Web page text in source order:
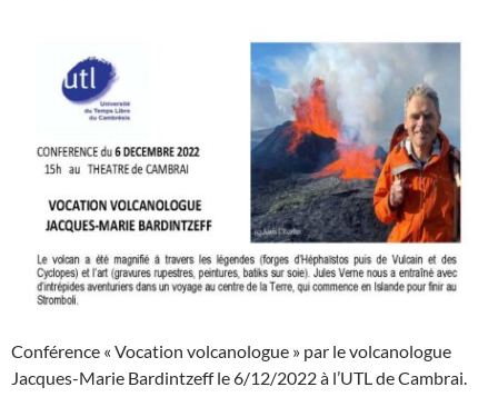
Conférence « Vocation volcanologue » par le volcanologue
Jacques-Marie Bardintzeff le 6/12/2022 à l’UTL de Cambrai.